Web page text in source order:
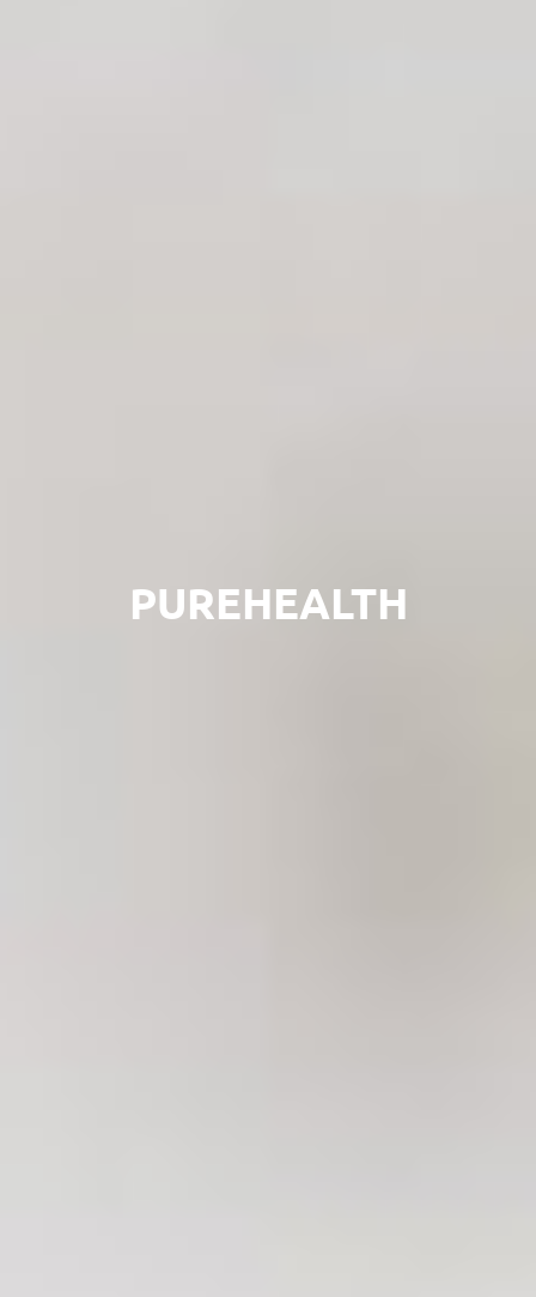
PUREHEALTH